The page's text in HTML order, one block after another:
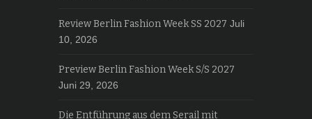
Review Berlin Fashion Week SS 2027 Juli
10, 2026
Preview Berlin Fashion Week S/S 2027
Juni 29, 2026
Die Entführung aus dem Serail mit